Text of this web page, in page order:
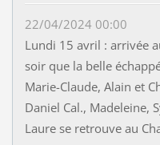
22/04/2024 00:00
Lundi 15 avril : arrivée
soir que la belle
Marie-Claude, Alain et
Daniel Cal., Madeleine,
Laure se retrouve au